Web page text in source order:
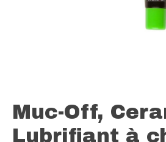
Muc-Off,
Lubrifiant à